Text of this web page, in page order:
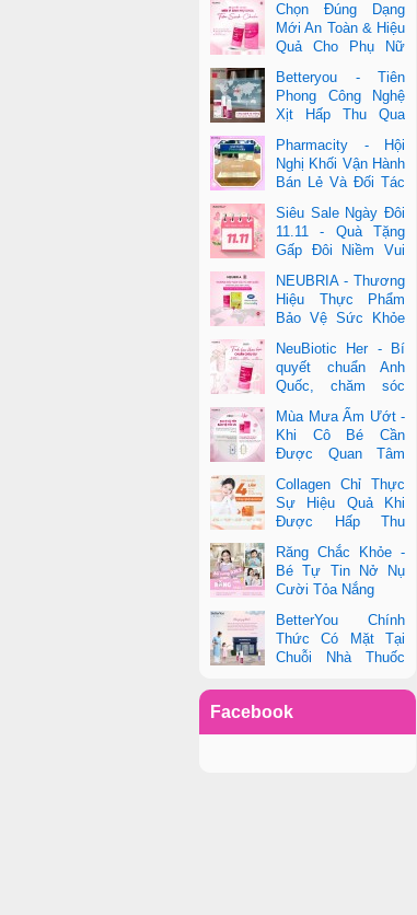
Cũng ĐúngChọn Đúng Dạng
Mới An Toàn & Hiệu
Quả Cho Phụ Nữ
Betteryou - Tiên
Phong Công Nghệ
Xịt Hấp Thu Qua
(Intra-Oral Spray)Pharmacity - Hội
Nghị Khối Vận Hành
Bán Lẻ Và Đối Tác
Siêu Sale Ngày Đôi
11.11 - Quà Tặng
Gấp Đôi Niềm Vui
Betteryou
NEUBRIA - Thương
Hiệu Thực Phẩm
Bảo Vệ Sức Khỏe
Anh Quốc
NeuBiotic Her - Bí
quyết chuẩn Anh
Quốc, chăm sóc
toàn diện sức khỏe
phụ nữ hiện đạiMùa Mưa Ẩm Ướt -
Khi Cô Bé Cần
Được Quan Tâm
Collagen Chỉ Thực
Sự Hiệu Quả Khi
Được Hấp Thu
Đúng Cách - Và
Zooki Chính Là Chìa Khóa
Răng Chắc Khỏe -
Bé Tự Tin Nở Nụ
Cười Tỏa Nắng
BetterYou Chính
Thức Có Mặt Tại
Chuỗi Nhà Thuốc
Facebook